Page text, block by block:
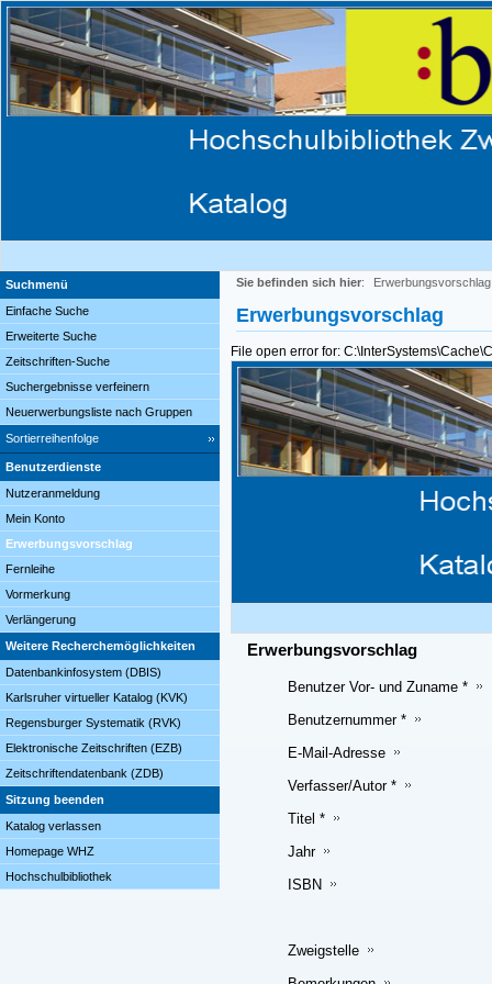
Suchmenü
Einfache Suche
Erweiterte Suche
Zeitschriften-Suche
Suchergebnisse verfeinern
Neuerwerbungsliste nach Gruppen
Sortierreihenfolge
Benutzerdienste
Nutzeranmeldung
Mein Konto
Erwerbungsvorschlag
Fernleihe
Vormerkung
Verlängerung
Weitere Recherchemöglichkeiten
Datenbankinfosystem (DBIS)
Karlsruher virtueller Katalog (KVK)
Regensburger Systematik (RVK)
Elektronische Zeitschriften (EZB)
Zeitschriftendatenbank (ZDB)
Sitzung beenden
Katalog verlassen
Homepage WHZ
Hochschulbibliothek
Sie befinden sich hier: Erwerbungsvorschlag
Erwerbungsvorschlag
File open error for:
Erwerbungsvorschlag
Benutzer Vor- und Zuname *
Benutzernummer *
E-Mail-Adresse
Verfasser/Autor *
Titel *
Jahr
ISBN
Zweigstelle